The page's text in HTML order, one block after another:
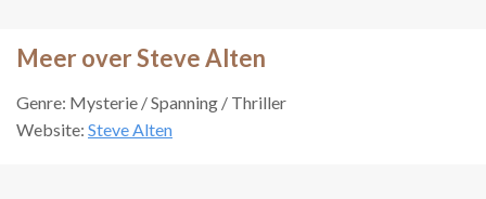
Meer over Steve Alten
Genre: Mysterie / Spanning / Thriller
Website: Steve Alten